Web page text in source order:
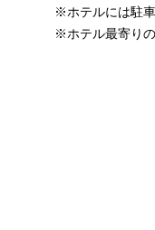
※ホテルには駐
※ホテル最寄り